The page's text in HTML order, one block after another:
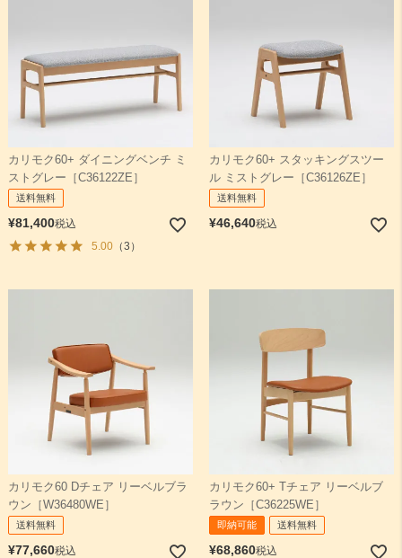
カリモク60+ ダイニングベンチ ミ
ストグレー［C36122ZE］
送料無料
¥81,400税込
5.00（3）
カリモク60+ スタッキングスツー
ル ミストグレー［C36126ZE］
送料無料
¥46,640税込
カリモク60 Dチェア リーベルブラ
ウン［W36480WE］
送料無料
¥77,660税込
カリモク60+ Tチェア リーベルブ
ラウン［C36225WE］
即納可能 送料無料
¥68,860税込